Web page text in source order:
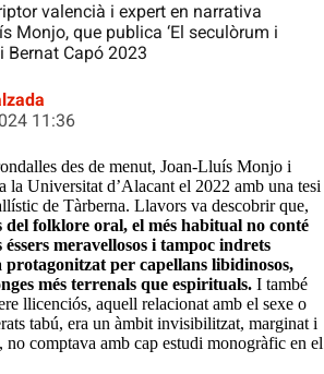
valencià i expert en narrativa
Monjo, que publica ‘El seculòrum i
Bernat Capó 2023
11:36
des de menut, Joan-Lluís Monjo i
la Universitat d’Alacant el 2022 amb una tesi
de Tàrberna. Llavors va descobrir que,
del folklore oral, el més habitual no conté
meravellosos i tampoc indrets
protagonitzat per capellans libidinosos,
més terrenals que espirituals. I també
llicenciós, aquell relacionat amb el sexe o
tabú, era un àmbit invisibilitzat, marginat i
no comptava amb cap estudi monogràfic en el